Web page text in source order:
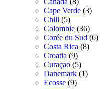
Cape Verde (3)
Chili (5)
Colombie (36)
Corée du Sud (6)
Costa Rica (8)
Croatia (9)
Curaçao (5)
Danemark (1)
Ecosse (9)